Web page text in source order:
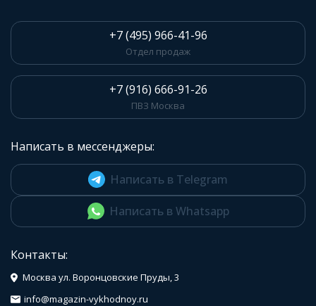
+7 (495) 966-41-96
Отдел продаж
+7 (916) 666-91-26
ПВЗ Москва
Написать в мессенджеры:
Написать в Telegram
Написать в Whatsapp
Контакты:
Москва ул. Воронцовские Пруды, 3
info@magazin-vykhodnoy.ru